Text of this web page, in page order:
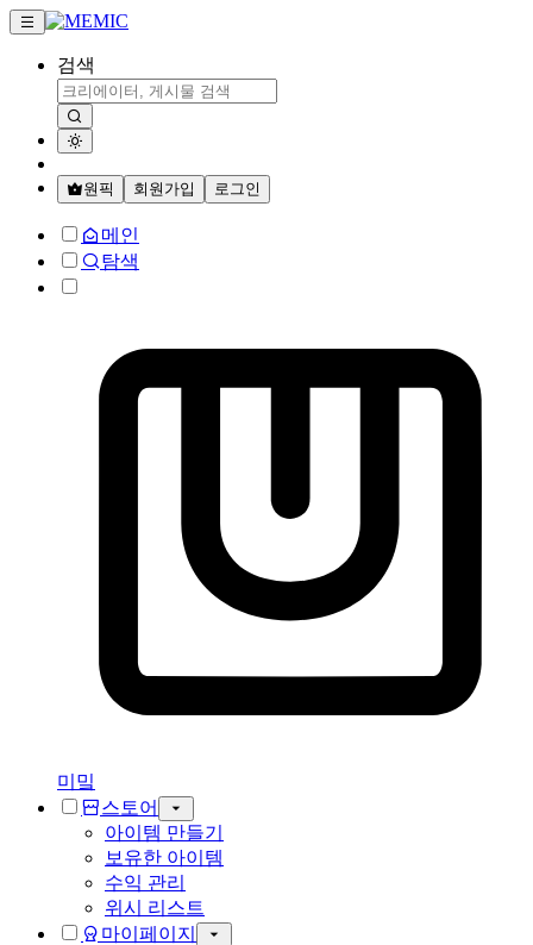
검색
원픽 회원가입 로그인
메인
탐색
미밐
스토어
아이템 만들기
보유한 아이템
수익 관리
위시 리스트
마이페이지